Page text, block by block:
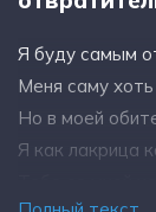
Я буду самым
Меня саму
Но в моей
Я как лакрица